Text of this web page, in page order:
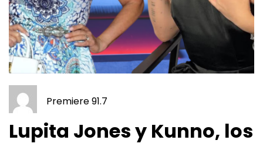
Premiere 91.7
Lupita Jones y Kunno, los